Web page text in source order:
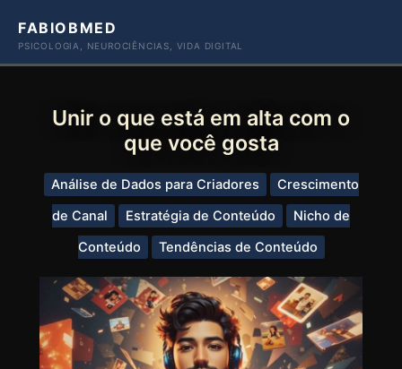
paraFABIOBMED
PSICOLOGIA, NEUROCIÊNCIAS, VIDA DIGITAL
Unir o que está em alta com o
que você gosta
Análise de Dados para Criadores
Crescimento
de Canal
Estratégia de Conteúdo
Nicho de
Conteúdo
Tendências de Conteúdo